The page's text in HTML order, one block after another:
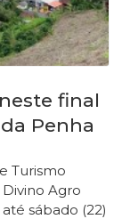
final
Penha
Turismo
Agro
sábado (22)